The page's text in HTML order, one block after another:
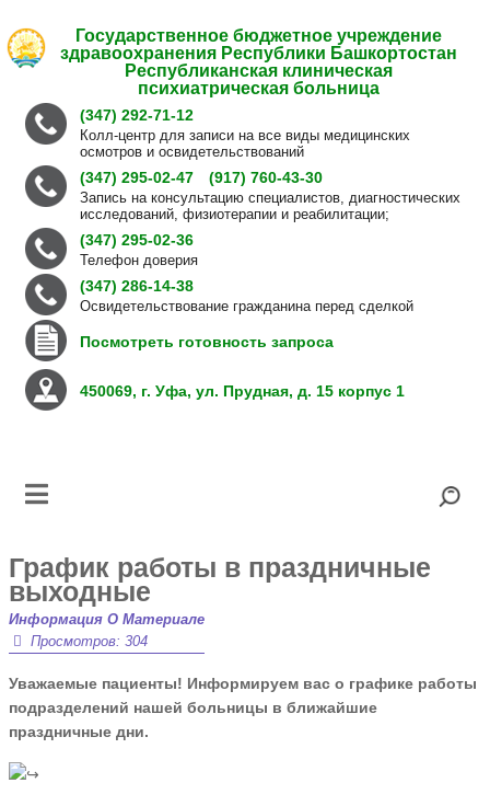
Государственное бюджетное учреждение
здравоохранения Республики Башкортостан
Республиканская клиническая
психиатрическая больница
(347) 292-71-12
Колл-центр для записи на все виды медицинских
осмотров и освидетельствований
(347) 295-02-47 (917) 760-43-30
Запись на консультацию специалистов, диагностических
исследований, физиотерапии и реабилитации;
(347) 295-02-36
Телефон доверия
(347) 286-14-38
Освидетельствование гражданина перед сделкой
Посмотреть готовность запроса
450069, г. Уфа, ул. Прудная, д. 15 корпус 1
График работы в праздничные
выходные
Информация О Материале
Просмотров: 304
Уважаемые пациенты! Информируем вас о графике работы
подразделений нашей больницы в ближайшие
праздничные дни.